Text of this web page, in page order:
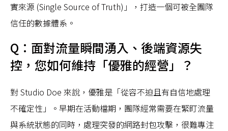
實來源 (Single Source of Truth)」，打造一個可被全團隊
信任的數據體系。
Q：面對流量瞬間湧入、後端資源失
控，您如何維持「優雅的經營」？
對 Studio Doe 來說，優雅是「從容不迫且有自信地處理
不確定性」。早期在活動檔期，團隊經常需要在緊盯流量
與系統狀態的同時，處理突發的網路封包攻擊，很難專注